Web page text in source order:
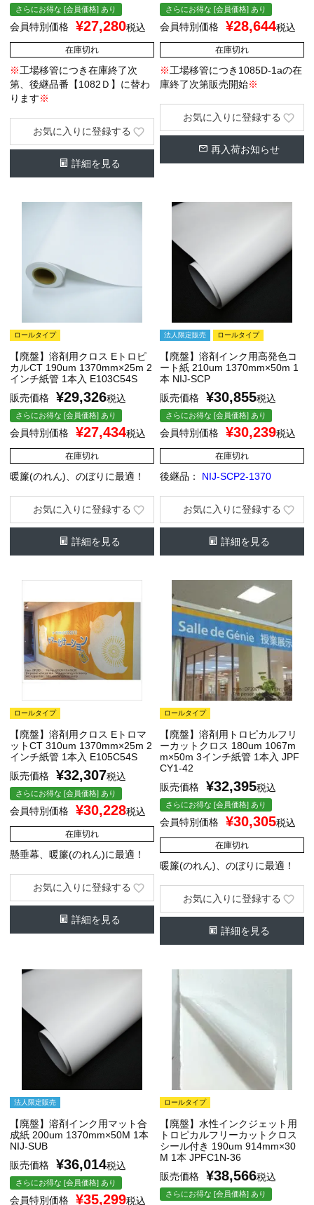
さらにお得な [会員価格] あり
会員特別価格 ¥27,280税込
在庫切れ
※工場移管につき在庫終了次
第、後継品番【1082Ｄ】に替わ
ります※
詳細を見る
お気に入りに登録する
さらにお得な [会員価格] あり
会員特別価格 ¥28,644税込
在庫切れ
※工場移管につき 1085D-1aの在
庫終了次第販売開始※
再入荷お知らせ
お気に入りに登録する
ロールタイプ
【廃盤】溶剤用クロス Eトロピ
カルCT 190um 1370mm×25m 2
インチ紙管 1本入 E103C54S
販売価格
¥29,326税込
さらにお得な [会員価格] あり
会員特別価格 ¥27,434税込
在庫切れ
暖簾(のれん)、のぼりに最適！
詳細を見る
お気に入りに登録する
法人限定販売 ロールタイプ
【廃盤】溶剤インク用高発色コ
ート紙 210um 1370mm×50m 1
本 NIJ-SCP
販売価格
¥30,855税込
さらにお得な [会員価格] あり
会員特別価格 ¥30,239税込
在庫切れ
後継品： NIJ-SCP2-1370
詳細を見る
お気に入りに登録する
ロールタイプ
【廃盤】溶剤用クロス Eトロマ
ットCT 310um 1370mm×25m 2
インチ紙管 1本入 E105C54S
販売価格
¥32,307税込
さらにお得な [会員価格] あり
会員特別価格 ¥30,228税込
在庫切れ
懸垂幕、暖簾(のれん)に最適！
詳細を見る
お気に入りに登録する
ロールタイプ
【廃盤】溶剤用トロピカルフリ
ーカットクロス 180um 1067m
m×50m 3インチ紙管 1本入 JPF
CY1-42
販売価格
¥32,395税込
さらにお得な [会員価格] あり
会員特別価格 ¥30,305税込
在庫切れ
暖簾(のれん)、のぼりに最適！
詳細を見る
お気に入りに登録する
法人限定販売
【廃盤】溶剤インク用マット合
成紙 200um 1370mm×50M 1本
NIJ-SUB
販売価格
¥36,014税込
さらにお得な [会員価格] あり
会員特別価格 ¥35,299税込
ロールタイプ
【廃盤】水性インクジェット用
トロピカルフリーカットクロス
シール付き 190um 914mm×30
M 1本 JPFC1N-36
販売価格
¥38,566税込
さらにお得な [会員価格] あり